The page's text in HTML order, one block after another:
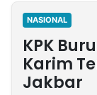
Nasional
International
Olahraga
Entertainment
Daerah
Pariwisata
Kuliner
Kolom
NASIONAL
KPK
Karim
Jakbar